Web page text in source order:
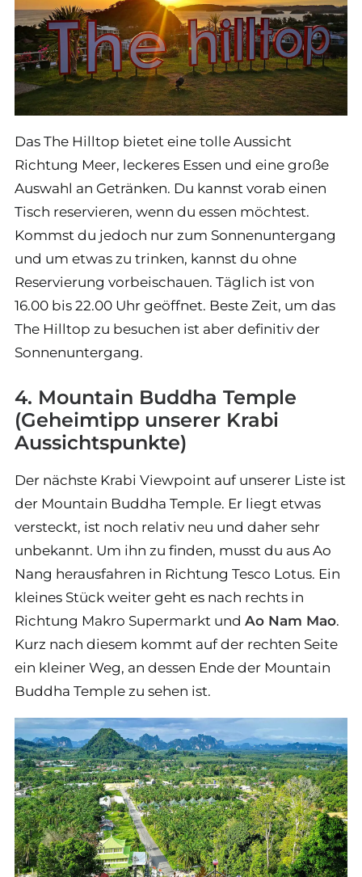
Das The Hilltop bietet eine tolle Aussicht
Richtung Meer, leckeres Essen und eine große
Auswahl an Getränken. Du kannst vorab einen
Tisch reservieren, wenn du essen möchtest.
Kommst du jedoch nur zum Sonnenuntergang
und um etwas zu trinken, kannst du ohne
Reservierung vorbeischauen. Täglich ist von
16.00 bis 22.00 Uhr geöffnet. Beste Zeit, um das
The Hilltop zu besuchen ist aber definitiv der
Sonnenuntergang.
4. Mountain Buddha Temple
(Geheimtipp unserer Krabi
Aussichtspunkte)
Der nächste Krabi Viewpoint auf unserer Liste ist
der Mountain Buddha Temple. Er liegt etwas
versteckt, ist noch relativ neu und daher sehr
unbekannt. Um ihn zu finden, musst du aus Ao
Nang herausfahren in Richtung Tesco Lotus. Ein
kleines Stück weiter geht es nach rechts in
Richtung Makro Supermarkt und Ao Nam Mao.
Kurz nach diesem kommt auf der rechten Seite
ein kleiner Weg, an dessen Ende der Mountain
Buddha Temple zu sehen ist.